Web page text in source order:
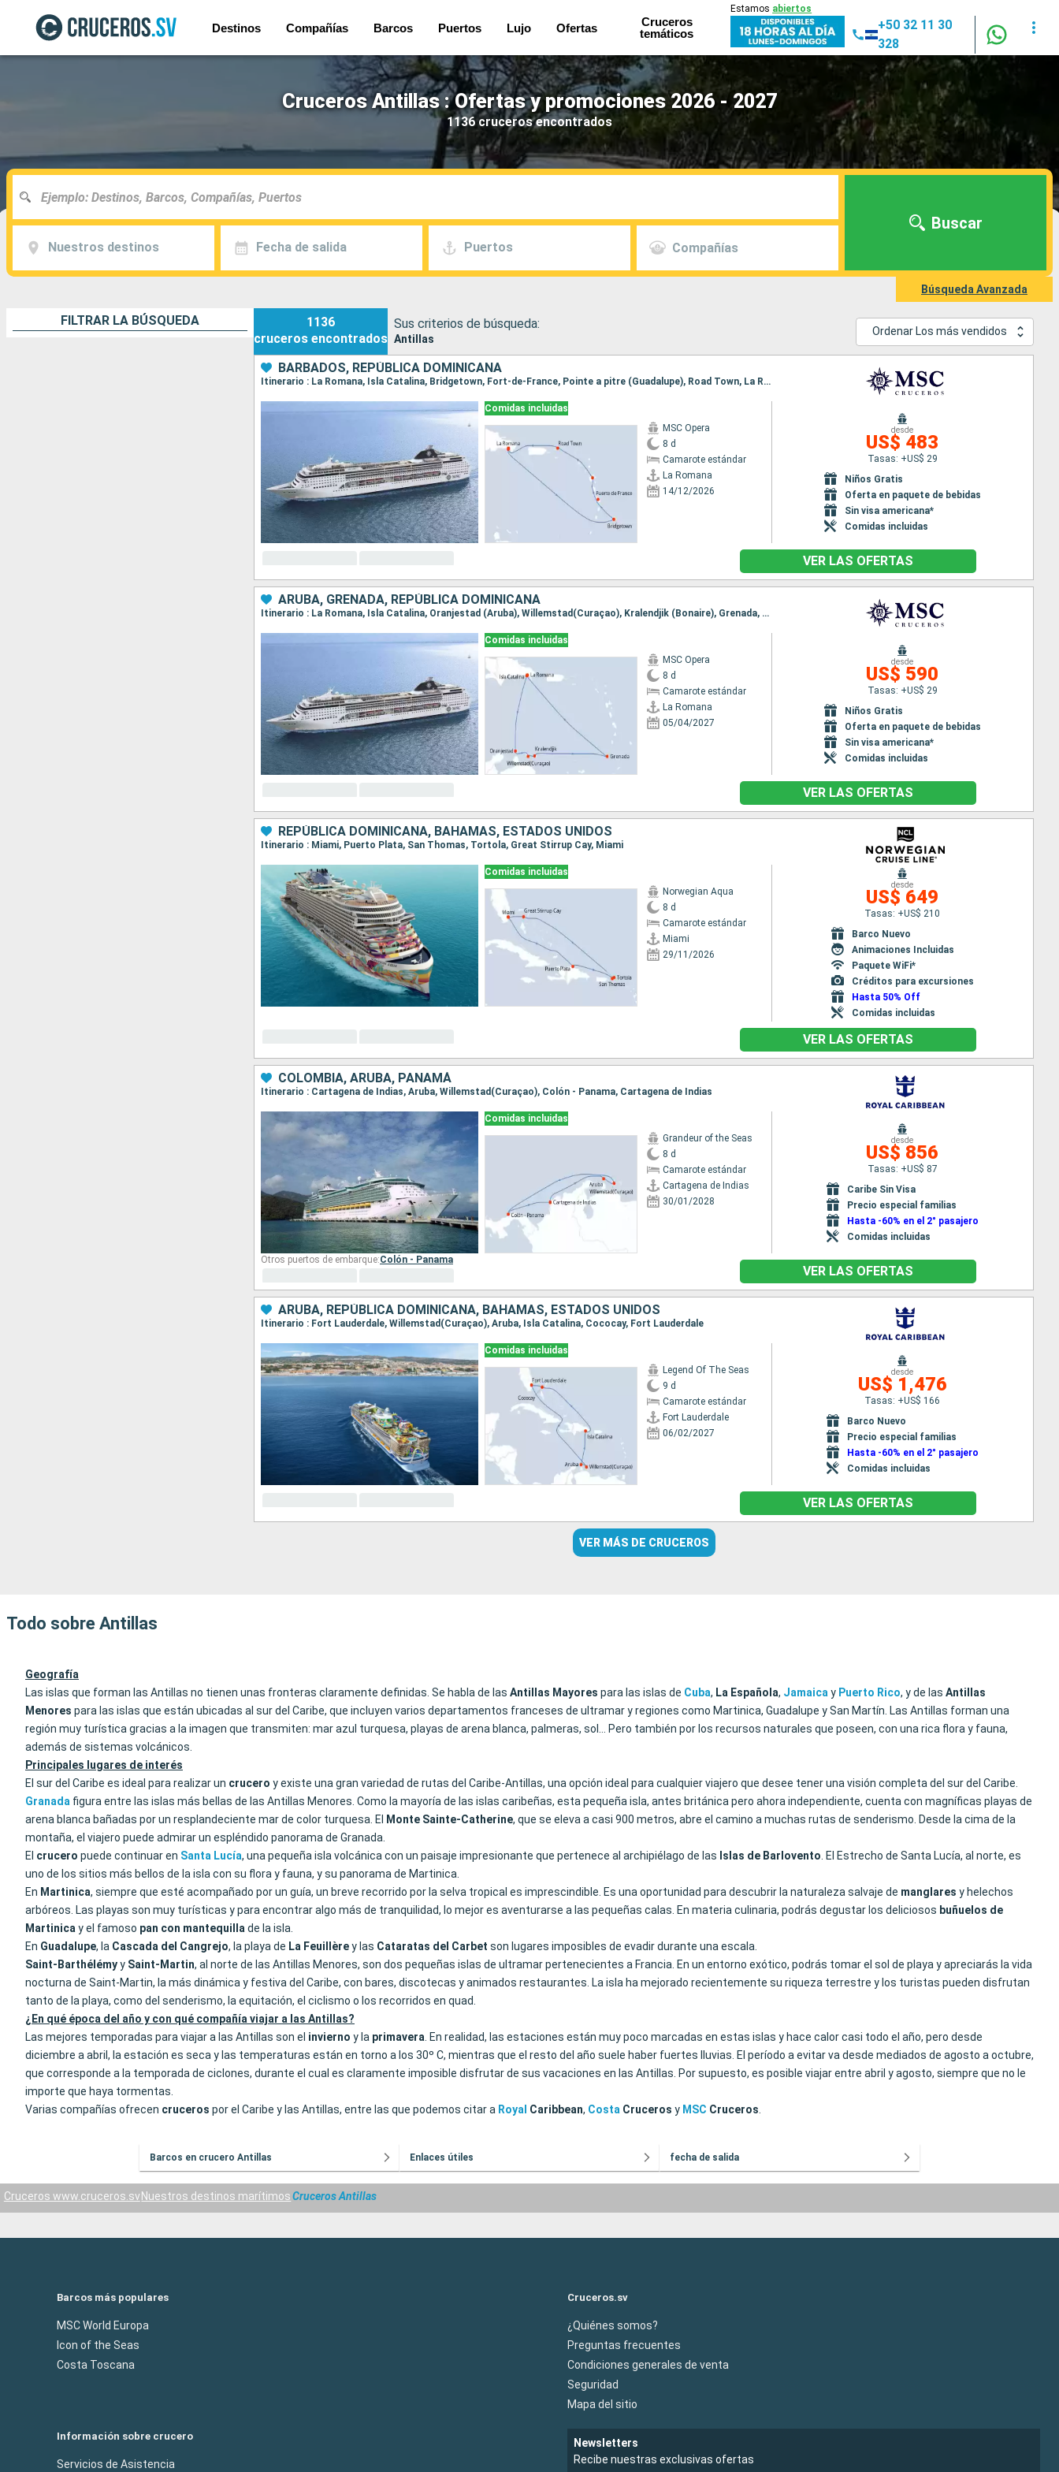
Destinos Compañías Barcos Puertos Lujo Ofertas
Cruceros
temáticos
Estamos abiertos
+50 32 11 30
328
Cruceros Antillas : Ofertas y promociones 2026 - 2027
1136 cruceros encontrados
Nuestros destinos Fecha de salida Puertos Compañías
Buscar
Búsqueda Avanzada
FILTRAR LA BÚSQUEDA
1136
cruceros encontrados
Sus criterios de búsqueda:
Antillas
Ordenar Los más vendidos
BARBADOS, REPÚBLICA DOMINICANA
Itinerario : La Romana, Isla Catalina, Bridgetown, Fort-de-France, Pointe a pitre (Guadalupe), Road Town, La Romana
Comidas incluidas
MSC Opera
8 d
Camarote estándar
La Romana
14/12/2026
desde
US$ 483
Tasas: +US$ 29
Niños Gratis
Oferta en paquete de bebidas
Sin visa americana*
Comidas incluidas
VER LAS OFERTAS
ARUBA, GRENADA, REPÚBLICA DOMINICANA
Itinerario : La Romana, Isla Catalina, Oranjestad (Aruba), Willemstad(Curaçao), Kralendjik (Bonaire), Grenada, La Romana
Comidas incluidas
MSC Opera
8 d
Camarote estándar
La Romana
05/04/2027
desde
US$ 590
Tasas: +US$ 29
Niños Gratis
Oferta en paquete de bebidas
Sin visa americana*
Comidas incluidas
VER LAS OFERTAS
REPÚBLICA DOMINICANA, BAHAMAS, ESTADOS UNIDOS
Itinerario : Miami, Puerto Plata, San Thomas, Tortola, Great Stirrup Cay, Miami
Comidas incluidas
Norwegian Aqua
8 d
Camarote estándar
Miami
29/11/2026
desde
US$ 649
Tasas: +US$ 210
Barco Nuevo
Animaciones Incluidas
Paquete WiFi*
Créditos para excursiones
Hasta 50% Off
Comidas incluidas
VER LAS OFERTAS
COLOMBIA, ARUBA, PANAMÁ
Itinerario : Cartagena de Indias, Aruba, Willemstad(Curaçao), Colón - Panama, Cartagena de Indias
Comidas incluidas
Grandeur of the Seas
8 d
Camarote estándar
Cartagena de Indias
30/01/2028
desde
US$ 856
Tasas: +US$ 87
Caribe Sin Visa
Precio especial familias
Hasta -60% en el 2° pasajero
Comidas incluidas
Otros puertos de embarque:Colón - Panama
VER LAS OFERTAS
ARUBA, REPÚBLICA DOMINICANA, BAHAMAS, ESTADOS UNIDOS
Itinerario : Fort Lauderdale, Willemstad(Curaçao), Aruba, Isla Catalina, Cococay, Fort Lauderdale
Comidas incluidas
Legend Of The Seas
9 d
Camarote estándar
Fort Lauderdale
06/02/2027
desde
US$ 1,476
Tasas: +US$ 166
Barco Nuevo
Precio especial familias
Hasta -60% en el 2° pasajero
Comidas incluidas
VER LAS OFERTAS
VER MÁS DE CRUCEROS
Todo sobre Antillas
Geografía
Las islas que forman las Antillas no tienen unas fronteras claramente definidas. Se habla de las Antillas Mayores para las islas de Cuba, La Española, Jamaica y Puerto Rico, y de las Antillas
Menores para las islas que están ubicadas al sur del Caribe, que incluyen varios departamentos franceses de ultramar y regiones como Martinica, Guadalupe y San Martín. Las Antillas forman una
región muy turística gracias a la imagen que transmiten: mar azul turquesa, playas de arena blanca, palmeras, sol… Pero también por los recursos naturales que poseen, con una rica flora y fauna,
además de sistemas volcánicos.
Principales lugares de interés
El sur del Caribe es ideal para realizar un crucero y existe una gran variedad de rutas del Caribe-Antillas, una opción ideal para cualquier viajero que desee tener una visión completa del sur del Caribe.
Granada figura entre las islas más bellas de las Antillas Menores. Como la mayoría de las islas caribeñas, esta pequeña isla, antes británica pero ahora independiente, cuenta con magníficas playas de
arena blanca bañadas por un resplandeciente mar de color turquesa. El
Monte Sainte-Catherine, que se eleva a casi 900 metros, abre el camino a muchas rutas de senderismo. Desde la cima de la
montaña, el viajero puede admirar un espléndido panorama de Granada.
El crucero puede continuar en Santa Lucía, una pequeña isla volcánica con un paisaje impresionante que pertenece al archipiélago de las Islas de Barlovento . El Estrecho de Santa Lucía, al norte, es
uno de los sitios más bellos de la isla con su flora y fauna, y su panorama de Martinica.
En Martinica, siempre que esté acompañado por un guía, un breve recorrido por la selva tropical es imprescindible. Es una oportunidad para descubrir la naturaleza salvaje de manglares y helechos
arbóreos. Las playas son muy turísticas y para encontrar algo más de tranquilidad, lo mejor es aventurarse a las pequeñas calas. En materia culinaria, podrás degustar los deliciosos buñuelos de
Martinica y el famoso pan con mantequilla de la isla.
En Guadalupe, la Cascada del Cangrejo, la playa de La Feuillèrey las Cataratas del Carbet son lugares imposibles de evadir durante una escala.
Saint-Barthélémyy Saint-Martin, al norte de las Antillas Menores, son dos pequeñas islas de ultramar pertenecientes a Francia. En un entorno exótico, podrás tomar el sol de playa y apreciarás la vida
nocturna de Saint-Martin, la más dinámica y festiva del Caribe, con bares, discotecas y animados restaurantes. La isla ha mejorado recientemente su riqueza terrestre y los turistas pueden disfrutan
tanto de la playa, como del senderismo, la equitación, el ciclismo o los recorridos en quad.
¿En qué época del año y con qué compañía viajar a las Antillas?
Las mejores temporadas para viajar a las Antillas son el invierno y la primavera . En realidad, las estaciones están muy poco marcadas en estas islas y hace calor casi todo el año, pero desde
diciembre a abril, la estación es seca y las temperaturas están en torno a los 30º C, mientras que el resto del año suele haber fuertes lluvias. El período a evitar va desde mediados de agosto a octubre,
que corresponde a la temporada de ciclones, durante el cual es claramente imposible disfrutar de sus vacaciones en las Antillas. Por supuesto, es posible viajar entre abril y agosto, siempre que no le
importe que haya tormentas.
Varias compañías ofrecen cruceros por el Caribe y las Antillas, entre las que podemos citar a Royal Caribbean, Costa Cruceros y MSC Cruceros
Barcos en crucero Antillas Enlaces útiles fecha de salida
Cruceros www.cruceros.sv Nuestros destinos marítimosCruceros Antillas
Barcos más populares
MSC World Europa
Icon of the Seas
Costa Toscana
Cruceros.sv
¿Quiénes somos?
Preguntas frecuentes
Condiciones generales de venta
Seguridad
Mapa del sitio
Información sobre crucero
Servicios de Asistencia
Newsletters
Recibe nuestras exclusivas ofertas